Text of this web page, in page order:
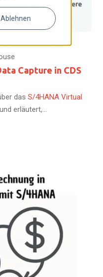
Ablehnen
Capture in CDS
das S/4HANA Virtual
erläutert,...